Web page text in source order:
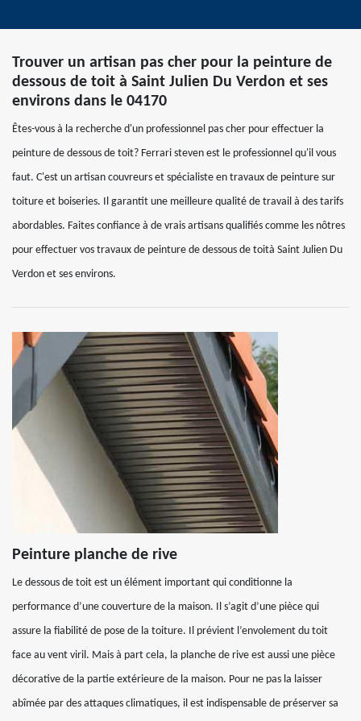
Trouver un artisan pas cher pour la peinture de
dessous de toit à Saint Julien Du Verdon et ses
environs dans le 04170
Êtes-vous à la recherche d'un professionnel pas cher pour effectuer la
peinture de dessous de toit? Ferrari steven est le professionnel qu'il vous
faut. C'est un artisan couvreurs et spécialiste en travaux de peinture sur
toiture et boiseries. Il garantit une meilleure qualité de travail à des tarifs
abordables. Faites confiance à de vrais artisans qualifiés comme les nôtres
pour effectuer vos travaux de peinture de dessous de toità Saint Julien Du
Verdon et ses environs.
Peinture planche de rive
Le dessous de toit est un élément important qui conditionne la
performance d’une couverture de la maison. Il s’agit d’une pièce qui
assure la fiabilité de pose de la toiture. Il prévient l’envolement du toit
face au vent viril. Mais à part cela, la planche de rive est aussi une pièce
décorative de la partie extérieure de la maison. Pour ne pas la laisser
abîmée par des attaques climatiques, il est indispensable de préserver sa